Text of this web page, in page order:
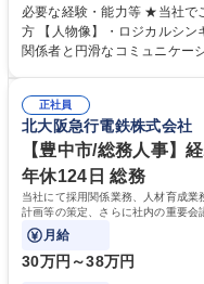
務 ■営業部門の企画スタッフ、ルート営業 【キャリ
ポジションで一定期間ご活躍
鑑みてジョブローテーション
表するインフラ企業 #ポテンシ
必要な経験・能力等 ★当社で
方 【人物像】・ロジカルシ
関係者と円滑なコミュニケーションを図れる
72.html ■エネルギーセキュリ
甚大化など、これまで以上に
「未来の日常」の創造に向
す。 学歴・資格 学歴：大学
正社員
北大阪急行電鉄株式会社
【豊中市/総務人事】
年休124日 総務
当社にて採用関係業務、人材育成
計画等の策定、さらに社内の重要会
般を担当していただきます。
月給
30万円～38万円